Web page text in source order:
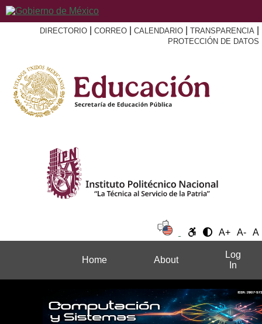
DIRECTORIO CORREO CALENDARIO TRANSPARENCIA
PROTECCIÓN DE DATOS
A+ A- A
Home About
Log
In